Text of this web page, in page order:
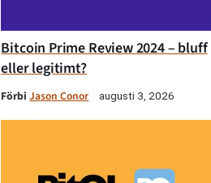
Bitcoin Prime Review 2024 – bluff
eller legitimt?
FörbiJason Conor augusti 3, 2026